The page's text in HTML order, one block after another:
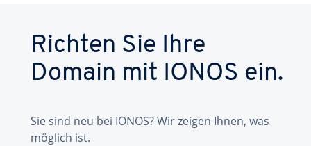
Richten Sie Ihre
Domain mit IONOS ein.
Sie sind neu bei IONOS? Wir zeigen Ihnen, was
möglich ist.